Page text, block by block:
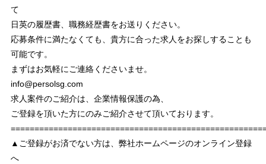
て
日英の履歴書、職務経歴書をお送りください。
応募条件に満たなくても、貴方に合った求人をお探しすることも
可能です。
まずはお気軽にご連絡くださいませ。
info@persolsg.com
求人案件のご紹介は、企業情報保護の為、
ご登録を頂いた方にのみご紹介させて頂いております。
▲ご登録がお済でない方は、弊社ホームページのオンライン登録
へ